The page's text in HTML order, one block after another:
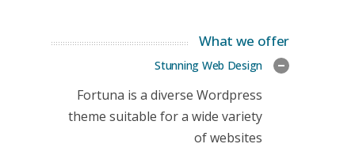
What we offer
Stunning Web Design
Fortuna is a diverse Wordpress
theme suitable for a wide variety
of websites